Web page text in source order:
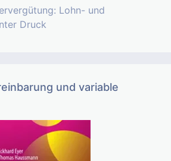
Lohn- und
Druck
und variable